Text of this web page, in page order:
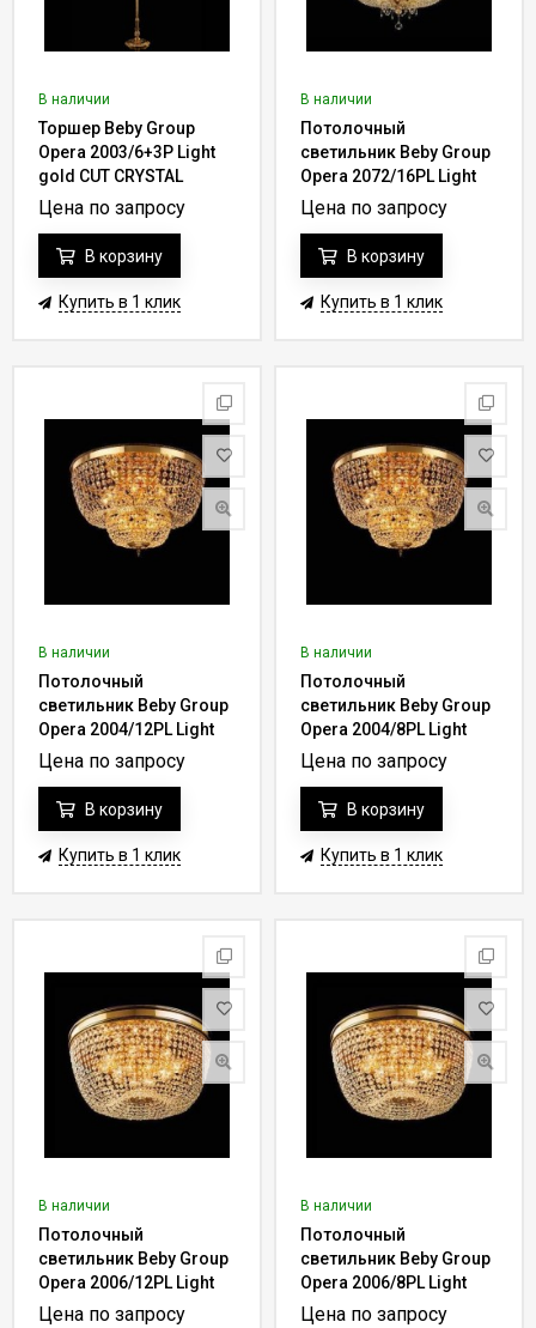
В наличии
Торшер Beby Group
Opera 2003/6+3P Light
gold CUT CRYSTAL
Цена по запросу
В корзину
Купить в 1 клик
В наличии
Потолочный
светильник Beby Group
Opera 2072/16PL Light
gold CUT CRYSTAL
Цена по запросу
В корзину
Купить в 1 клик
В наличии
Потолочный
светильник Beby Group
Opera 2004/12PL Light
gold CUT CRYSTAL
Цена по запросу
В корзину
Купить в 1 клик
В наличии
Потолочный
светильник Beby Group
Opera 2004/8PL Light
gold CUT CRYSTAL
Цена по запросу
В корзину
Купить в 1 клик
В наличии
Потолочный
светильник Beby Group
Opera 2006/12PL Light
gold CUT CRYSTAL
Цена по запросу
В наличии
Потолочный
светильник Beby Group
Opera 2006/8PL Light
gold CUT CRYSTAL
Цена по запросу